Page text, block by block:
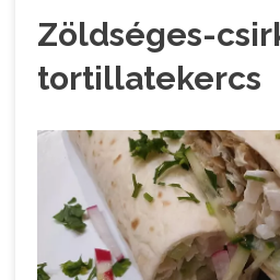
Zöldséges-
tortillatekercs